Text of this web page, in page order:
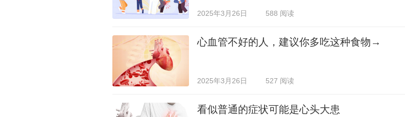
2025年3月26日 588 阅读
心血管不好的人，建议你多吃这种食物→
2025年3月26日 527 阅读
看似普通的症状可能是心头大患